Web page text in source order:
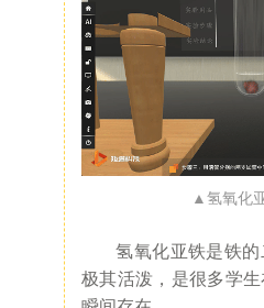
▲氢氧化
氢氧化亚铁是铁
极其活泼，是很多学